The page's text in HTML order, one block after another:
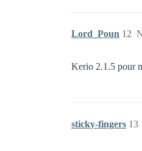
Lord_Poun 12
Kerio 2.1.5 pour
sticky-fingers 13